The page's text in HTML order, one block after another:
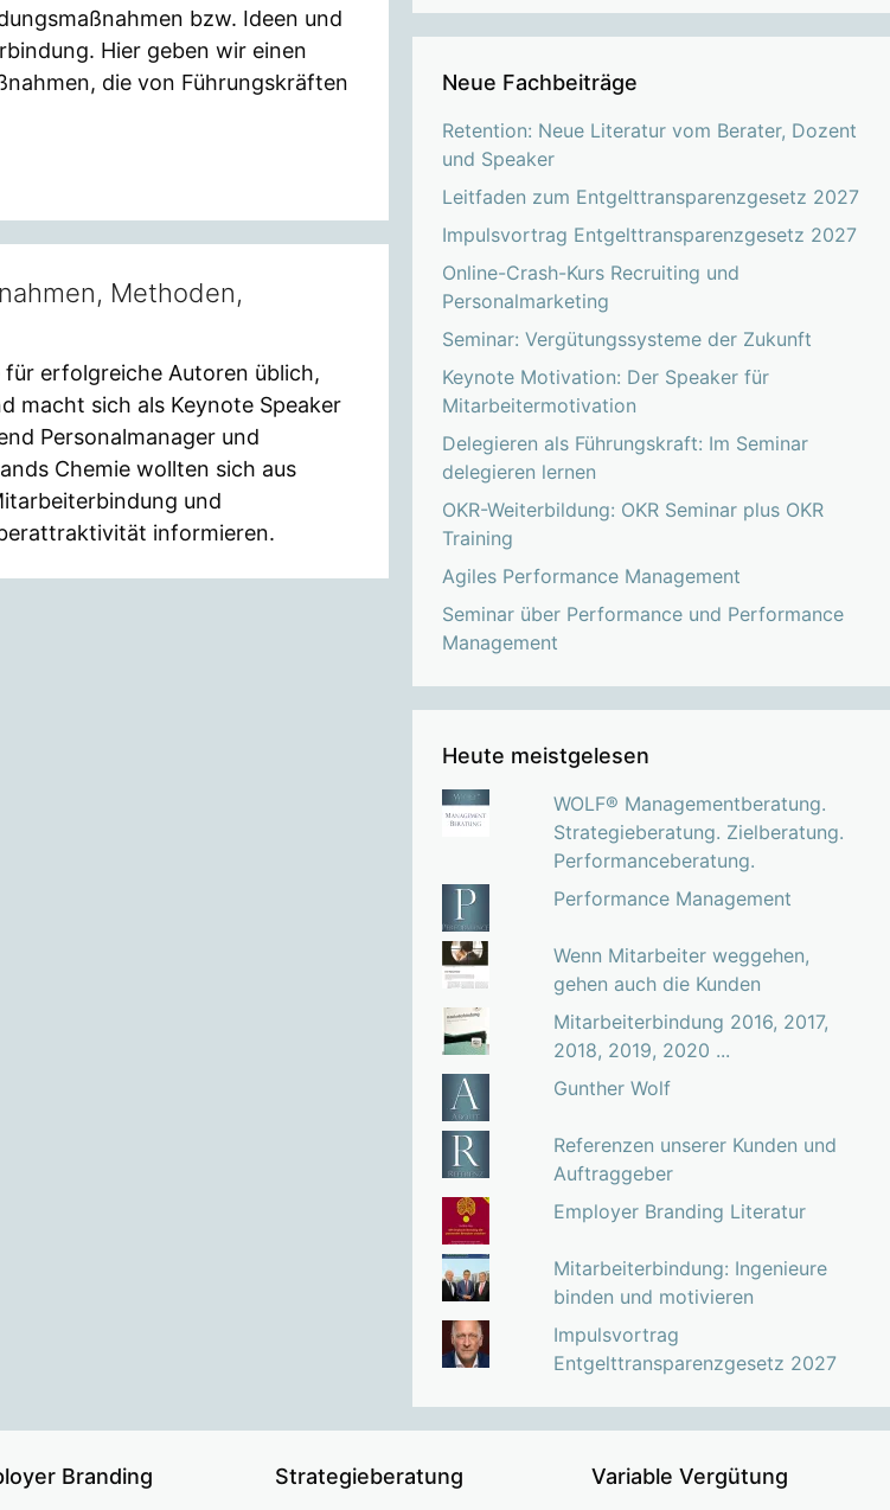
bzw. Ideen und
Hier geben wir einen
die von Führungskräften
Methoden,
für erfolgreiche Autoren üblich,
macht sich als Keynote Speaker
Personalmanager und
Chemie wollten sich aus
und
informieren.
Neue Fachbeiträge
Retention: Neue Literatur vom Berater, Dozent
und Speaker
Leitfaden zum Entgelttransparenzgesetz 2027
Impulsvortrag Entgelttransparenzgesetz 2027
Online-Crash-Kurs Recruiting und
Personalmarketing
Seminar: Vergütungssysteme der Zukunft
Keynote Motivation: Der Speaker für
Mitarbeitermotivation
Delegieren als Führungskraft: Im Seminar
delegieren lernen
OKR-Weiterbildung: OKR Seminar plus OKR
Training
Agiles Performance Management
Seminar über Performance und Performance
Management
Heute meistgelesen
WOLF® Managementberatung.
Strategieberatung. Zielberatung.
Performanceberatung.
Performance Management
Wenn Mitarbeiter weggehen,
gehen auch die Kunden
Mitarbeiterbindung 2016, 2017,
2018, 2019, 2020 ...
Gunther Wolf
Referenzen unserer Kunden und
Auftraggeber
Employer Branding Literatur
Mitarbeiterbindung: Ingenieure
binden und motivieren
Impulsvortrag
Entgelttransparenzgesetz 2027
Branding Strategieberatung Variable Vergütung